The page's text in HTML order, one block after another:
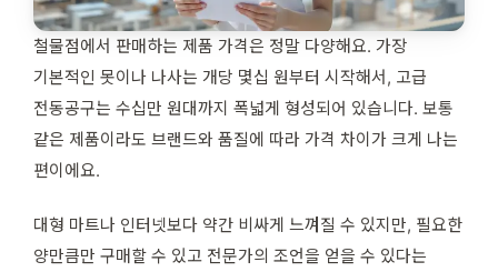
철물점에서 판매하는 제품 가격은 정말 다양해요. 가장
기본적인 못이나 나사는 개당 몇십 원부터 시작해서, 고급
전동공구는 수십만 원대까지 폭넓게 형성되어 있습니다. 보통
같은 제품이라도 브랜드와 품질에 따라 가격 차이가 크게 나는
편이에요.
대형 마트나 인터넷보다 약간 비싸게 느껴질 수 있지만, 필요한
양만큼만 구매할 수 있고 전문가의 조언을 얻을 수 있다는